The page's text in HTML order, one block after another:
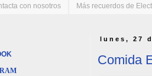
con nosotros Más recuerdos de
lunes, 27
Comida